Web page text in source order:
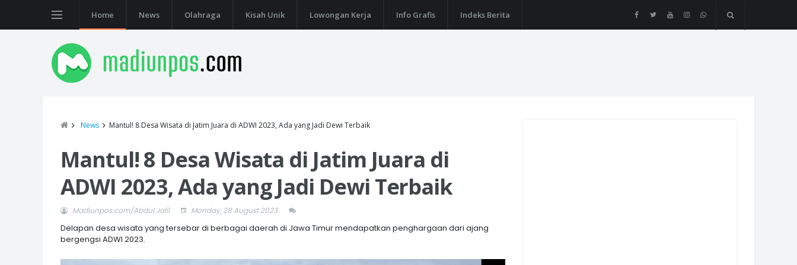
Home News Olahraga Kisah Unik Lowongan Kerja Info Grafis Indeks Berita
News Mantul! 8 Desa Wisata di Jatim Juara di ADWI 2023, Ada yang Jadi Dewi Terbaik
Mantul! 8 Desa Wisata di Jatim Juara di
ADWI 2023, Ada yang Jadi Dewi Terbaik
Madiunpos.com/Abdul Jalil Monday, 28 August 2023
Delapan desa wisata yang tersebar di berbagai daerah di Jawa Timur mendapatkan penghargaan dari ajang
bergengsi ADWI 2023.